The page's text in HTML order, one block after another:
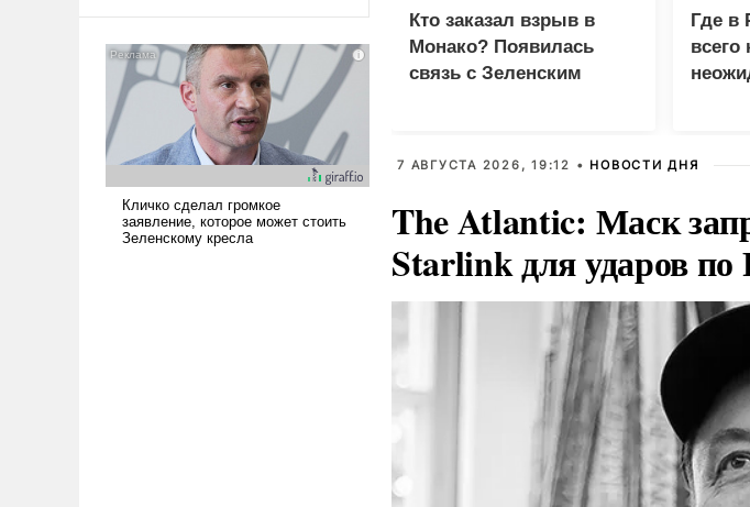
Сложившаяся ситуация
означает многолетний период
уязвимости США, например,
перед Китаем.
Кто заказал взрыв в
Монако? Появилась
связь с Зеленским
Где в
всего
7 АВГУСТА 2026, 19:12 • НОВОСТИ ДНЯ
The Atlantic: Маск
Starlink для ударов по